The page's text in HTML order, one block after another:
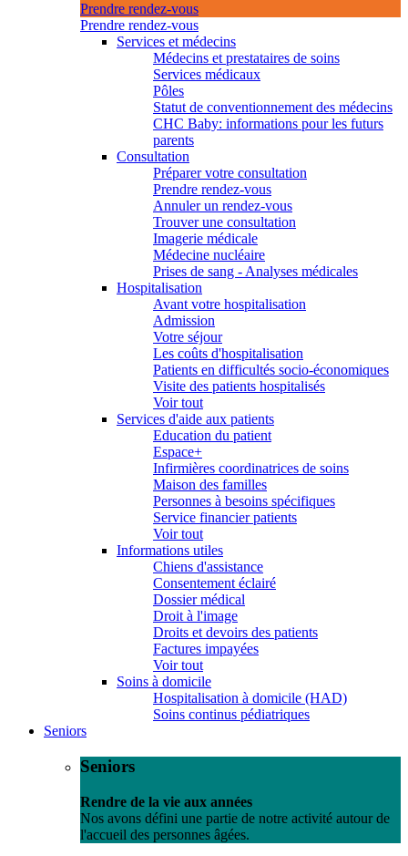
Prendre rendez-vous
Prendre rendez-vous
Services et médecins
Médecins et prestataires de soins
Services médicaux
Pôles
Statut de conventionnement des médecins
CHC Baby: informations pour les futurs
parents
Consultation
Préparer votre consultation
Prendre rendez-vous
Annuler un rendez-vous
Trouver une consultation
Imagerie médicale
Médecine nucléaire
Prises de sang - Analyses médicales
Hospitalisation
Avant votre hospitalisation
Admission
Votre séjour
Les coûts d'hospitalisation
Patients en difficultés socio-économiques
Visite des patients hospitalisés
Voir tout
Services d'aide aux patients
Education du patient
Espace+
Infirmières coordinatrices de soins
Maison des familles
Personnes à besoins spécifiques
Service financier patients
Voir tout
Informations utiles
Chiens d'assistance
Consentement éclairé
Dossier médical
Droit à l'image
Droits et devoirs des patients
Factures impayées
Voir tout
Soins à domicile
Hospitalisation à domicile (HAD)
Soins continus pédiatriques
Seniors
Seniors
Rendre de la vie aux années
Nos avons défini une partie de notre activité autour de
l'accueil des personnes âgées.